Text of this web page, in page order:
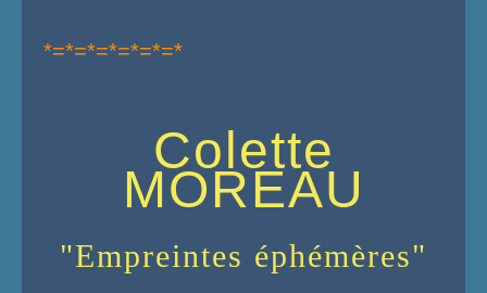
*=*=*=*=*=*=*
Colette
MOREAU
"Empreintes éphémères"